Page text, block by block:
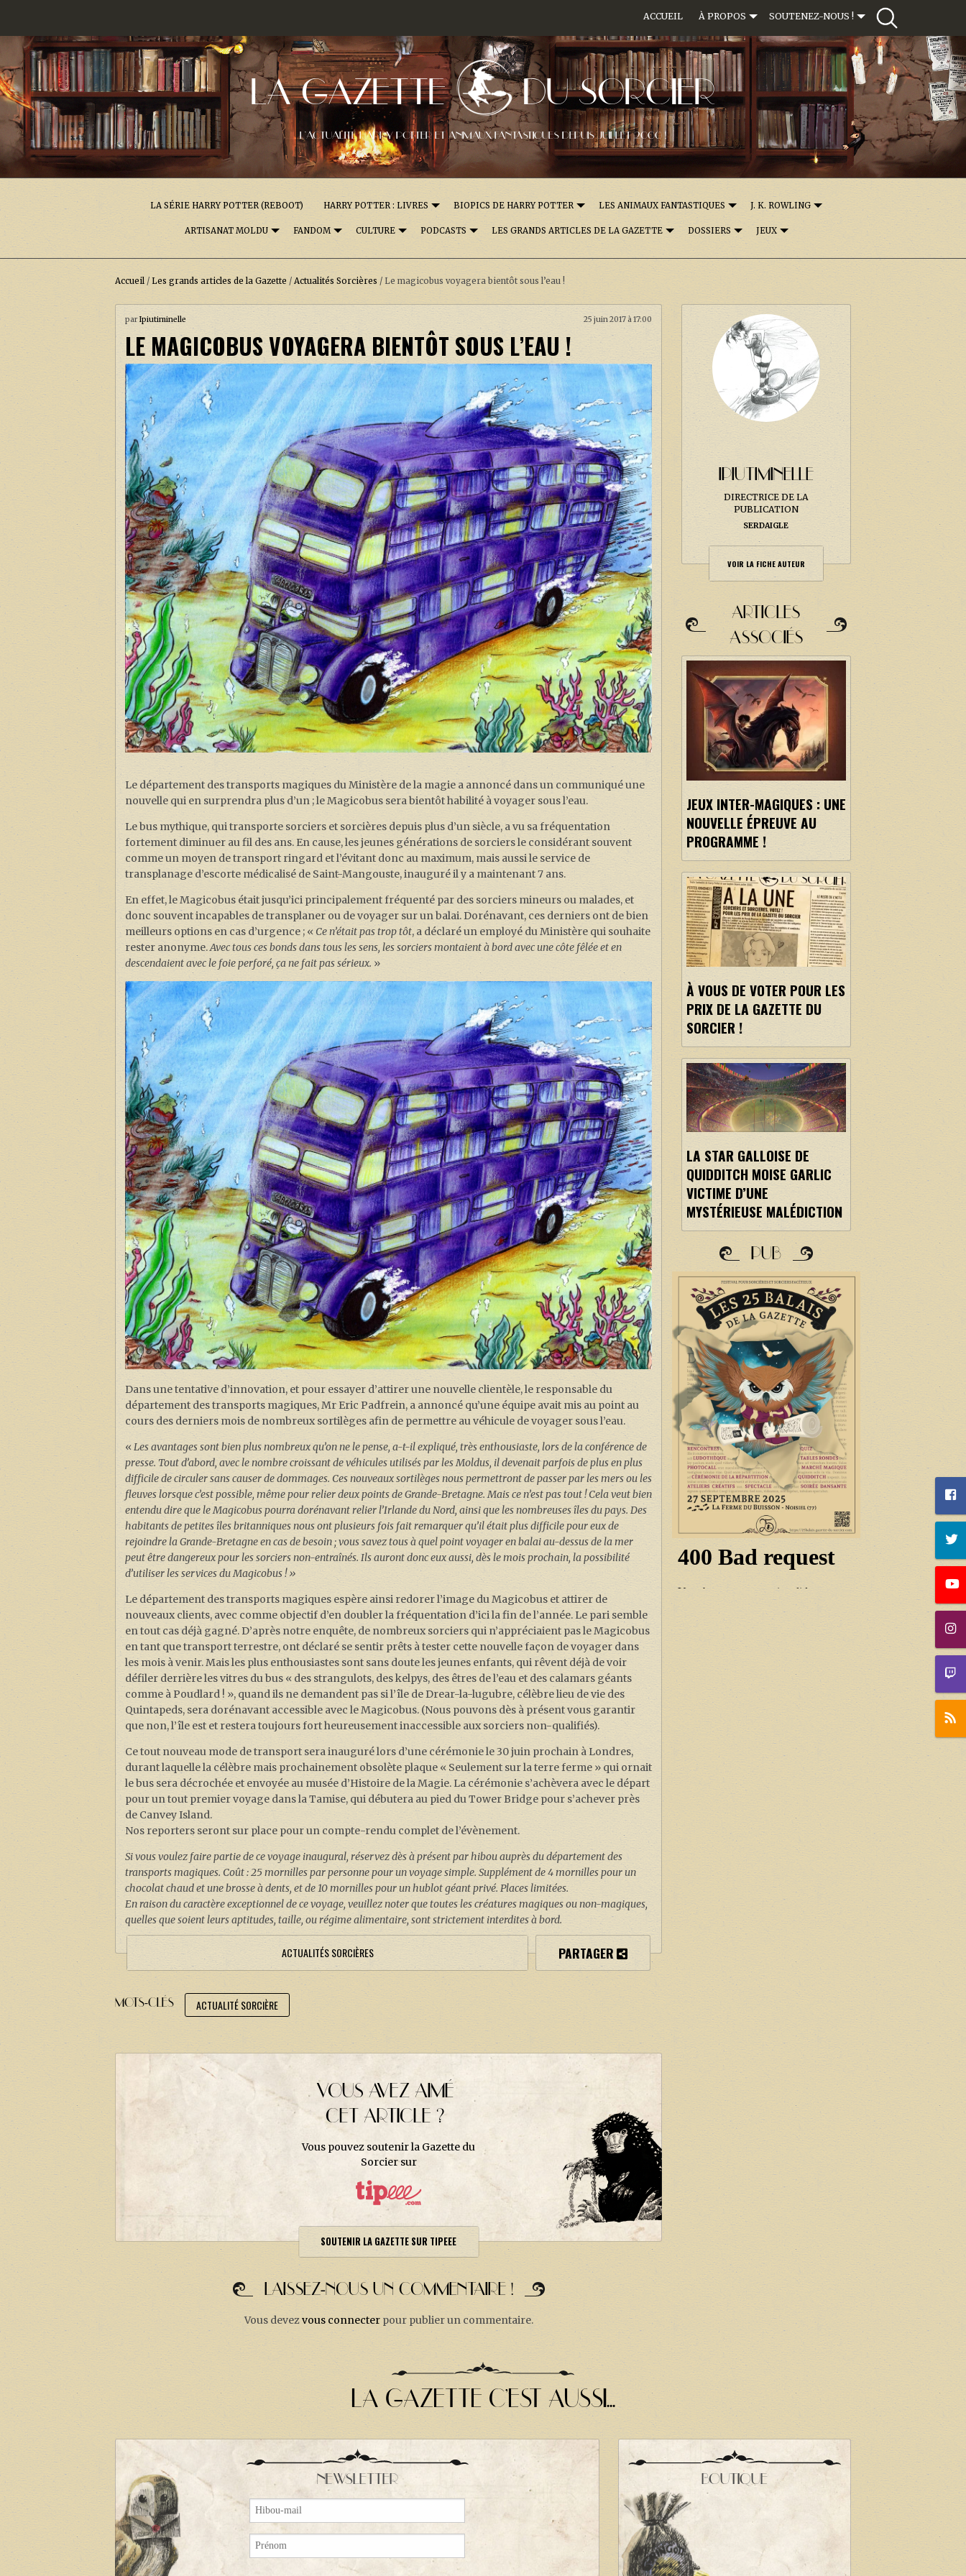
ACCUEIL À PROPOS SOUTENEZ-NOUS !
LA GAZETTE DU SORCIER
L'ACTUALITÉ HARRY POTTER ET ANIMAUX FANTASTIQUES DEPUIS JUILLET 2000 !
LA SÉRIE HARRY POTTER (REBOOT) HARRY POTTER : LIVRES BIOPICS DE HARRY POTTER LES ANIMAUX FANTASTIQUES J. K. ROWLING
ARTISANAT MOLDU FANDOM CULTURE PODCASTS LES GRANDS ARTICLES DE LA GAZETTE DOSSIERS JEUX
Accueil /Les grands articles de la Gazette /Actualités Sorcières /Le magicobus voyagera bientôt sous l’eau !
parIpiutiminelle 25 juin 2017 à 17:00
LE MAGICOBUS VOYAGERA BIENTÔT SOUS L’EAU !
Le département des transports magiques du Ministère de la magie a annoncé dans un communiqué une
nouvelle qui en surprendra plus d’un ; le Magicobus sera bientôt habilité à voyager sous l’eau.
Le bus mythique, qui transporte sorciers et sorcières depuis plus d’un siècle, a vu sa fréquentation
fortement diminuer au fil des ans. En cause, les jeunes générations de sorciers le considérant souvent
comme un moyen de transport ringard et l’évitant donc au maximum, mais aussi le service de
transplanage d’escorte médicalisé de Saint-Mangouste, inauguré il y a maintenant 7 ans.
En effet, le Magicobus était jusqu’ici principalement fréquenté par des sorciers mineurs ou malades, et
donc souvent incapables de transplaner ou de voyager sur un balai. Dorénavant, ces derniers ont de bien
meilleurs options en cas d’urgence ; « Ce n’était pas trop tôt, a déclaré un employé du Ministère qui souhaite
rester anonyme.Avec tous ces bonds dans tous les sens, les sorciers montaient à bord avec une côte fêlée et en
descendaient avec le foie perforé, ça ne fait pas sérieux. »
Dans une tentative d’innovation, et pour essayer d’attirer une nouvelle clientèle, le responsable du
département des transports magiques, Mr Eric Padfrein, a annoncé qu’une équipe avait mis au point au
cours des derniers mois de nombreux sortilèges afin de permettre au véhicule de voyager sous l’eau.
«Les avantages sont bien plus nombreux qu’on ne le pense, a-t-il expliqué, très enthousiaste, lors de la conférence de
presse. Tout d’abord, avec le nombre croissant de véhicules utilisés par les Moldus, il devenait parfois de plus en plus
difficile de circuler sans causer de dommages. Ces nouveaux sortilèges nous permettront de passer par les mers ou les
fleuves lorsque c’est possible, même pour relier deux points de Grande-Bretagne. Mais ce n’est pas tout ! Cela veut bien
entendu dire que le Magicobus pourra dorénavant relier l’Irlande du Nord, ainsi que les nombreuses îles du pays. Des
habitants de petites îles britanniques nous ont plusieurs fois fait remarquer qu’il était plus difficile pour eux de
rejoindre la Grande-Bretagne en cas de besoin ; vous savez tous à quel point voyager en balai au-dessus de la mer
peut être dangereux pour les sorciers non-entraînés. Ils auront donc eux aussi, dès le mois prochain, la possibilité
d’utiliser les services du Magicobus ! »
Le département des transports magiques espère ainsi redorer l’image du Magicobus et attirer de
nouveaux clients, avec comme objectif d’en doubler la fréquentation d’ici la fin de l’année. Le pari semble
en tout cas déjà gagné. D’après notre enquête, de nombreux sorciers qui n’appréciaient pas le Magicobus
en tant que transport terrestre, ont déclaré se sentir prêts à tester cette nouvelle façon de voyager dans
les mois à venir. Mais les plus enthousiastes sont sans doute les jeunes enfants, qui rêvent déjà de voir
défiler derrière les vitres du bus « des strangulots, des kelpys, des êtres de l’eau et des calamars géants
comme à Poudlard ! », quand ils ne demandent pas si l’île de Drear-la-lugubre, célèbre lieu de vie des
Quintapeds, sera dorénavant accessible avec le Magicobus. (Nous pouvons dès à présent vous garantir
que non, l’île est et restera toujours fort heureusement inaccessible aux sorciers non-qualifiés).
Ce tout nouveau mode de transport sera inauguré lors d’une cérémonie le 30 juin prochain à Londres,
durant laquelle la célèbre mais prochainement obsolète plaque « Seulement sur la terre ferme » qui ornait
le bus sera décrochée et envoyée au musée d’Histoire de la Magie. La cérémonie s’achèvera avec le départ
pour un tout premier voyage dans la Tamise, qui débutera au pied du Tower Bridge pour s’achever près
de Canvey Island.
Nos reporters seront sur place pour un compte-rendu complet de l’évènement.
Si vous voulez faire partie de ce voyage inaugural, réservez dès à présent par hibou auprès du département des
transports magiques. Coût : 25 mornilles par personne pour un voyage simple. Supplément de 4 mornilles pour un
chocolat chaud et une brosse à dents, et de 10 mornilles pour un hublot géant privé. Places limitées.
En raison du caractère exceptionnel de ce voyage, veuillez noter que toutes les créatures magiques ou non-magiques,
quelles que soient leurs aptitudes, taille, ou régime alimentaire, sont strictement interdites à bord.
ACTUALITÉS SORCIÈRES PARTAGER
MOTS-CLÉS ACTUALITÉ SORCIÈRE
VOUS AVEZ AIMÉ
CET ARTICLE ?
Vous pouvez soutenir la Gazette du
Sorcier sur
SOUTENIR LA GAZETTE SUR TIPEEE
LAISSEZ-NOUS UN COMMENTAIRE !
Vous devezvous connecterpour publier un commentaire.
IPIUTIMINELLE
DIRECTRICE DE LA
PUBLICATION
SERDAIGLE
VOIR LA FICHE AUTEUR
ARTICLES
ASSOCIÉS
JEUX INTER-MAGIQUES : UNE
NOUVELLE ÉPREUVE AU
PROGRAMME !
À VOUS DE VOTER POUR LES
PRIX DE LA GAZETTE DU
SORCIER !
LA STAR GALLOISE DE
QUIDDITCH MOISE GARLIC
VICTIME D’UNE
MYSTÉRIEUSE MALÉDICTION
PUB
LA GAZETTE C'EST AUSSI...
NEWSLETTER BOUTIQUE